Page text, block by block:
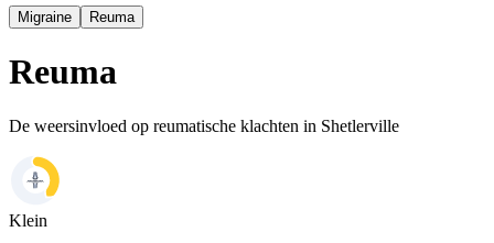
Migraine Reuma
Reuma
De weersinvloed op reumatische klachten in Shetlerville
Klein